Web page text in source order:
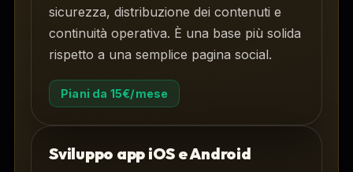
sicurezza, distribuzione dei contenuti e
continuità operativa. È una base più solida
rispetto a una semplice pagina social.
Piani da 15€/mese
Sviluppo app iOS e Android